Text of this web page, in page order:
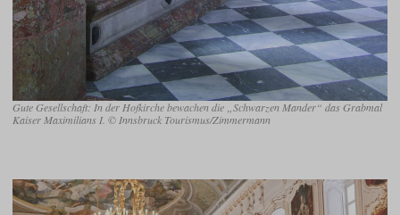
Gute Gesellschaft: In der Hofkirche bewachen die „Schwarzen Mander“ das Grabmal
Kaiser Maximilians I. © Innsbruck Tourismus/Zimmermann